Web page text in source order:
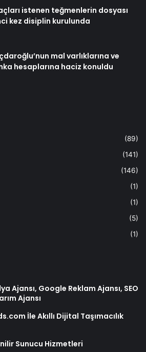
istenen teğmenlerin dosyası
kez disiplin kurulunda
mal varlıklarına ve
hesaplarına haciz konuldu
(89)
(141)
(146)
(1)
(1)
(5)
(1)
Ajansı, Google Reklam Ajansı, SEO
Ajansı
İle Akıllı Dijital Taşımacılık
Sunucu Hizmetleri